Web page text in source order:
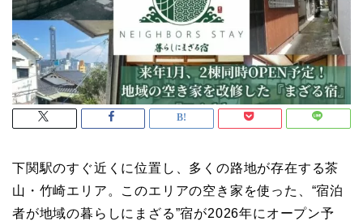
下関駅のすぐ近くに位置し、多くの路地が存在する茶
山・竹崎エリア。このエリアの空き家を使った、“宿泊
者が地域の暮らしにまざる”宿が2026年にオープン予